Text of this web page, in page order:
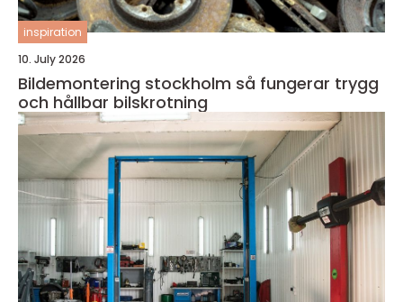
inspiration
10. July 2026
Bildemontering stockholm så fungerar trygg
och hållbar bilskrotning